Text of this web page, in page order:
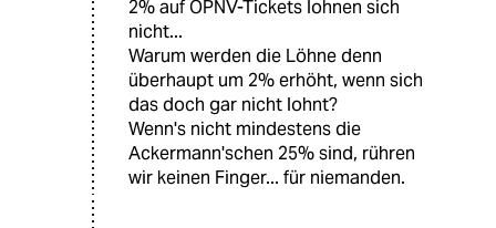
2% auf ÖPNV-Tickets lohnen sich
nicht...
Warum werden die Löhne denn
überhaupt um 2% erhöht, wenn sich
das doch gar nicht lohnt?
Wenn's nicht mindestens die
Ackermann'schen 25% sind, rühren
wir keinen Finger... für niemanden.